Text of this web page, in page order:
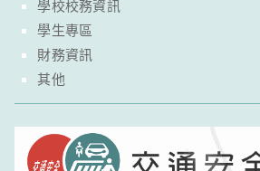
學校校務資訊
學生專區
財務資訊
其他